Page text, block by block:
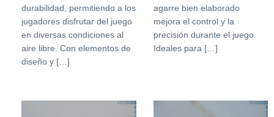
durabilidad, permitiendo a los
jugadores disfrutar del juego
en diversas condiciones al
aire libre. Con elementos de
diseño y […]
agarre bien elaborado
mejora el control y la
precisión durante el juego.
Ideales para […]